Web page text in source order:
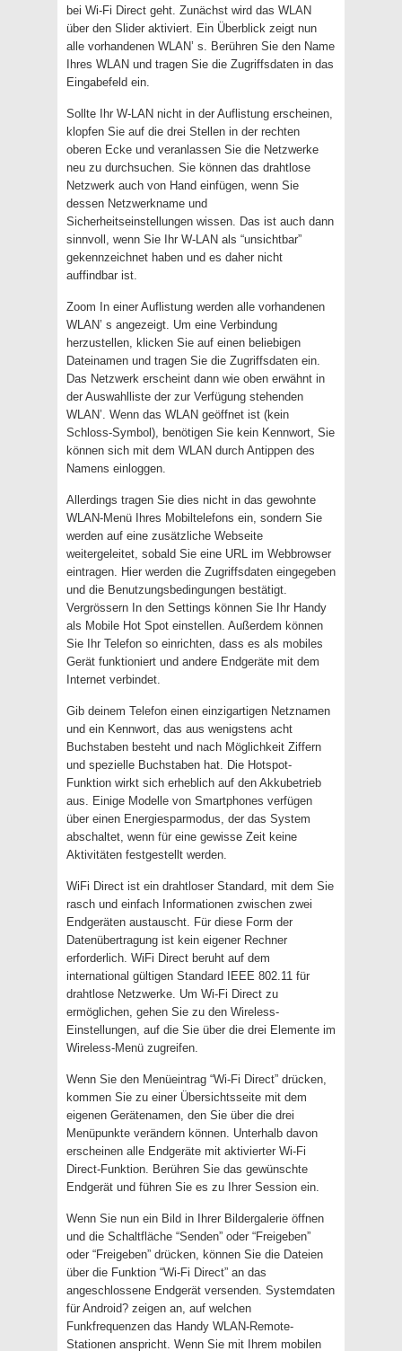
bei Wi-Fi Direct geht. Zunächst wird das WLAN
über den Slider aktiviert. Ein Überblick zeigt nun
alle vorhandenen WLAN’ s. Berühren Sie den Name
Ihres WLAN und tragen Sie die Zugriffsdaten in das
Eingabefeld ein.
Sollte Ihr W-LAN nicht in der Auflistung erscheinen,
klopfen Sie auf die drei Stellen in der rechten
oberen Ecke und veranlassen Sie die Netzwerke
neu zu durchsuchen. Sie können das drahtlose
Netzwerk auch von Hand einfügen, wenn Sie
dessen Netzwerkname und
Sicherheitseinstellungen wissen. Das ist auch dann
sinnvoll, wenn Sie Ihr W-LAN als “unsichtbar”
gekennzeichnet haben und es daher nicht
auffindbar ist.
Zoom In einer Auflistung werden alle vorhandenen
WLAN’ s angezeigt. Um eine Verbindung
herzustellen, klicken Sie auf einen beliebigen
Dateinamen und tragen Sie die Zugriffsdaten ein.
Das Netzwerk erscheint dann wie oben erwähnt in
der Auswahlliste der zur Verfügung stehenden
WLAN’. Wenn das WLAN geöffnet ist (kein
Schloss-Symbol), benötigen Sie kein Kennwort, Sie
können sich mit dem WLAN durch Antippen des
Namens einloggen.
Allerdings tragen Sie dies nicht in das gewohnte
WLAN-Menü Ihres Mobiltelefons ein, sondern Sie
werden auf eine zusätzliche Webseite
weitergeleitet, sobald Sie eine URL im Webbrowser
eintragen. Hier werden die Zugriffsdaten eingegeben
und die Benutzungsbedingungen bestätigt.
Vergrössern In den Settings können Sie Ihr Handy
als Mobile Hot Spot einstellen. Außerdem können
Sie Ihr Telefon so einrichten, dass es als mobiles
Gerät funktioniert und andere Endgeräte mit dem
Internet verbindet.
Gib deinem Telefon einen einzigartigen Netznamen
und ein Kennwort, das aus wenigstens acht
Buchstaben besteht und nach Möglichkeit Ziffern
und spezielle Buchstaben hat. Die Hotspot-
Funktion wirkt sich erheblich auf den Akkubetrieb
aus. Einige Modelle von Smartphones verfügen
über einen Energiesparmodus, der das System
abschaltet, wenn für eine gewisse Zeit keine
Aktivitäten festgestellt werden.
WiFi Direct ist ein drahtloser Standard, mit dem Sie
rasch und einfach Informationen zwischen zwei
Endgeräten austauscht. Für diese Form der
Datenübertragung ist kein eigener Rechner
erforderlich. WiFi Direct beruht auf dem
international gültigen Standard IEEE 802.11 für
drahtlose Netzwerke. Um Wi-Fi Direct zu
ermöglichen, gehen Sie zu den Wireless-
Einstellungen, auf die Sie über die drei Elemente im
Wireless-Menü zugreifen.
Wenn Sie den Menüeintrag “Wi-Fi Direct” drücken,
kommen Sie zu einer Übersichtsseite mit dem
eigenen Gerätenamen, den Sie über die drei
Menüpunkte verändern können. Unterhalb davon
erscheinen alle Endgeräte mit aktivierter Wi-Fi
Direct-Funktion. Berühren Sie das gewünschte
Endgerät und führen Sie es zu Ihrer Session ein.
Wenn Sie nun ein Bild in Ihrer Bildergalerie öffnen
und die Schaltfläche “Senden” oder “Freigeben”
oder “Freigeben” drücken, können Sie die Dateien
über die Funktion “Wi-Fi Direct” an das
angeschlossene Endgerät versenden. Systemdaten
für Android? zeigen an, auf welchen
Funkfrequenzen das Handy WLAN-Remote-
Stationen anspricht. Wenn Sie mit Ihrem mobilen